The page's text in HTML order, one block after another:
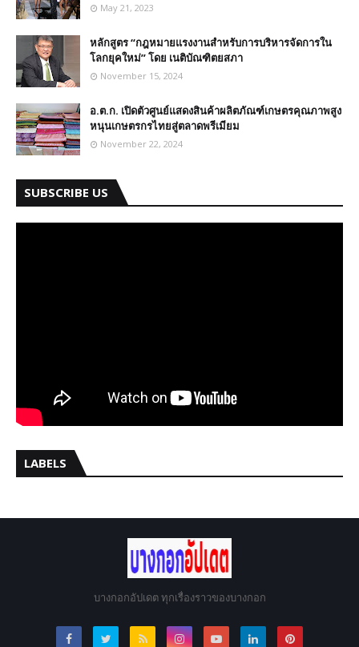
May 21, 2023
หลักสูตร “กฎหมายแรงงานสำหรับการบริหารจัดการใน
โลกยุคใหม่” โดย เนติบัณฑิตยสภา
November 15, 2024
อ.ต.ก. เปิดตัวศูนย์แสดงสินค้าผลิตภัณฑ์เกษตรคุณภาพสูง
หนุนเกษตรกรไทยสู่ตลาดพรีเมียม
November 22, 2024
SUBSCRIBE US
LABELS
บางกอกอัปเดต ทุกเรื่องราวของบางกอก